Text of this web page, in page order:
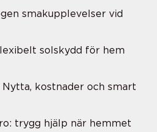
smakupplevelser vid
solskydd för hem
kostnader och smart
trygg hjälp när hemmet